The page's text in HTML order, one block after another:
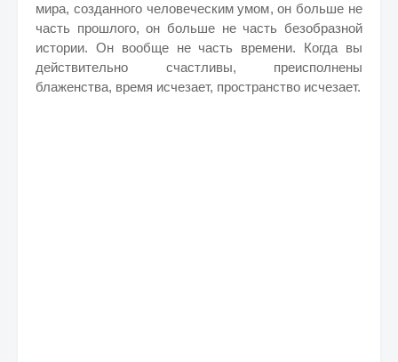
мира, созданного человеческим умом, он больше не
часть прошлого, он больше не часть безобразной
истории. Он вообще не часть времени. Когда вы
действительно счастливы, преисполнены
блаженства, время исчезает, пространство исчезает.